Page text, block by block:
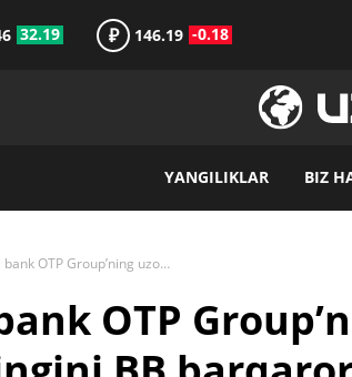
32.19 ₽ 146.19 -0.18
YANGILIKLAR BIZ
Fitch Ipoteka bank OTP Group’ning uzoq muddatli reytingini BB barqaror darajasiga oshirdi
OTP